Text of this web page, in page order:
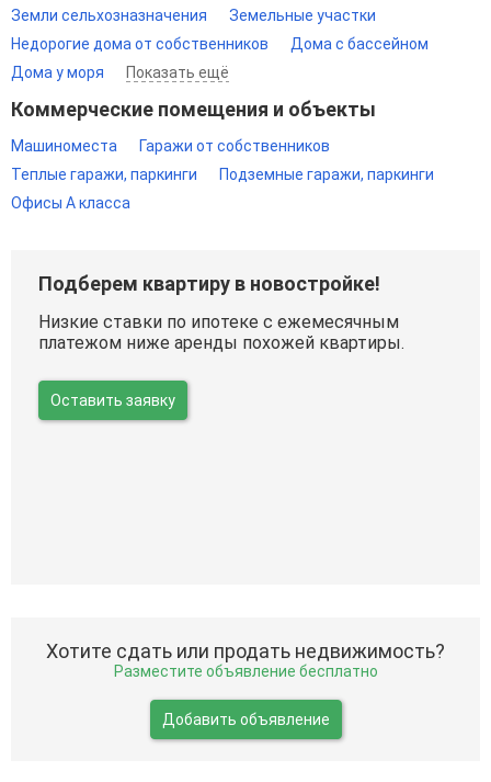
Земли сельхозназначения
Земельные участки
Недорогие дома от собственников
Дома с бассейном
Дома у моря
Показать ещё
Коммерческие помещения и объекты
Машиноместа
Гаражи от собственников
Теплые гаражи, паркинги
Подземные гаражи, паркинги
Офисы A класса
Подберем квартиру в новостройке!
Низкие ставки по ипотеке с ежемесячным
платежом ниже аренды похожей квартиры.
Оставить заявку
Хотите сдать или продать недвижимость?
Разместите объявление бесплатно
Добавить объявление